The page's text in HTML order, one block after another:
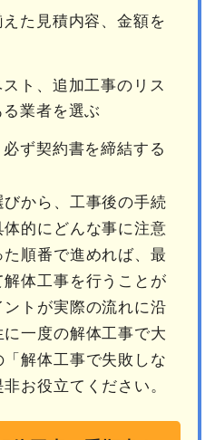
た見積内容、金額を
ト、追加工事のリス
業者を選ぶ
ず契約書を締結する
から、工事後の手続
的にどんな事に注意
順番で進めれば、最
体工事を行うことが
トが実際の流れに沿
一度の解体工事で大
解体工事で失敗しな
お役立てください。